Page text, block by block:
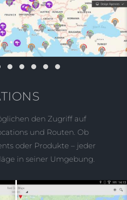
den Zugriff auf
und Routen. Ob
oder Produkte – jeder
in seiner Umgebung.